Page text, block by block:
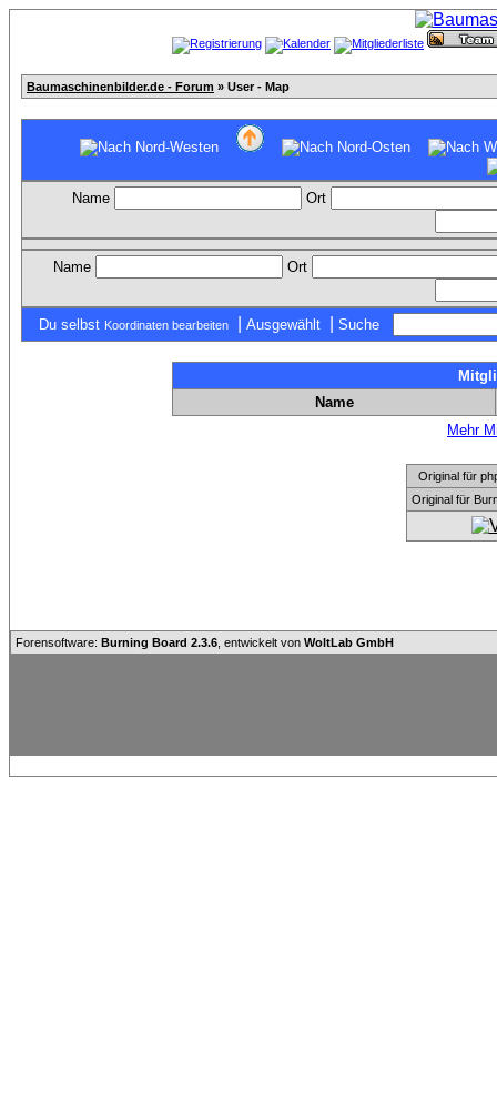
Baumaschinenbilder.de - Forum » User - Map
Name Ort
Name Ort
Du selbst Koordinaten bearbeiten Ausgewählt Suche
Name
Mehr
Original für
Original für
Forensoftware: Burning Board 2.3.6 , entwickelt von WoltLab GmbH